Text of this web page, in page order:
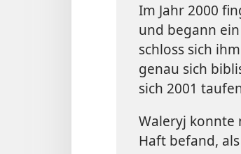
Im Jahr 2000
und begann
schloss sich
genau sich
sich 2001
Waleryj konnte
Haft befand,